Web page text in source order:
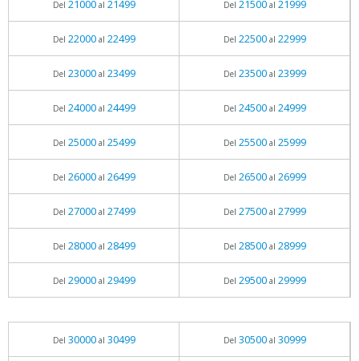
Del 21000al 21499 Del 21500al 21999
Del 22000al 22499 Del 22500al 22999
Del 23000al 23499 Del 23500al 23999
Del 24000al 24499 Del 24500al 24999
Del 25000al 25499 Del 25500al 25999
Del 26000al 26499 Del 26500al 26999
Del 27000al 27499 Del 27500al 27999
Del 28000al 28499 Del 28500al 28999
Del 29000al 29499 Del 29500al 29999
Del 30000al 30499 Del 30500al 30999